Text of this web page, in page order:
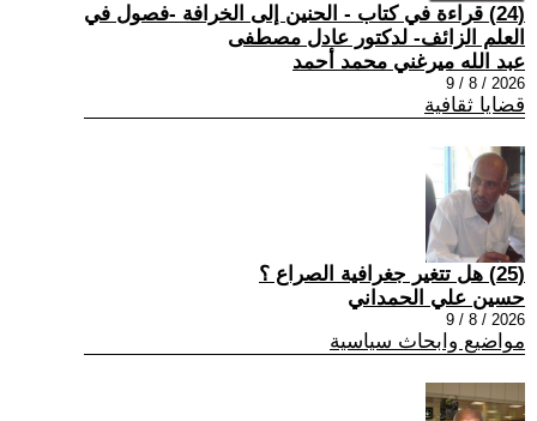
(24) قراءة في كتاب - الحنين إلى الخرافة -فصول في
العلم الزائف- لدكتور عادل مصطفى
عبد الله ميرغني محمد أحمد
2026 / 8 / 9
قضايا ثقافية
(25) هل تتغير جغرافية الصراع ؟
حسين علي الحمداني
2026 / 8 / 9
مواضيع وابحاث سياسية